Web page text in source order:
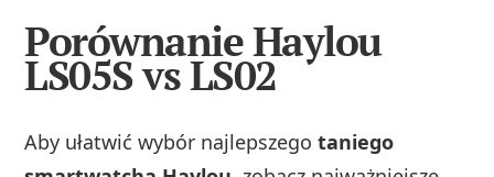
Porównanie Haylou
LS05S vs LS02
Aby ułatwić wybór najlepszegotaniego